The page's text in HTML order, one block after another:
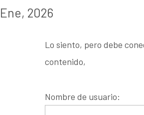
Ene, 2026
Lo siento, pero debe
contenido,
Nombre de usuario: